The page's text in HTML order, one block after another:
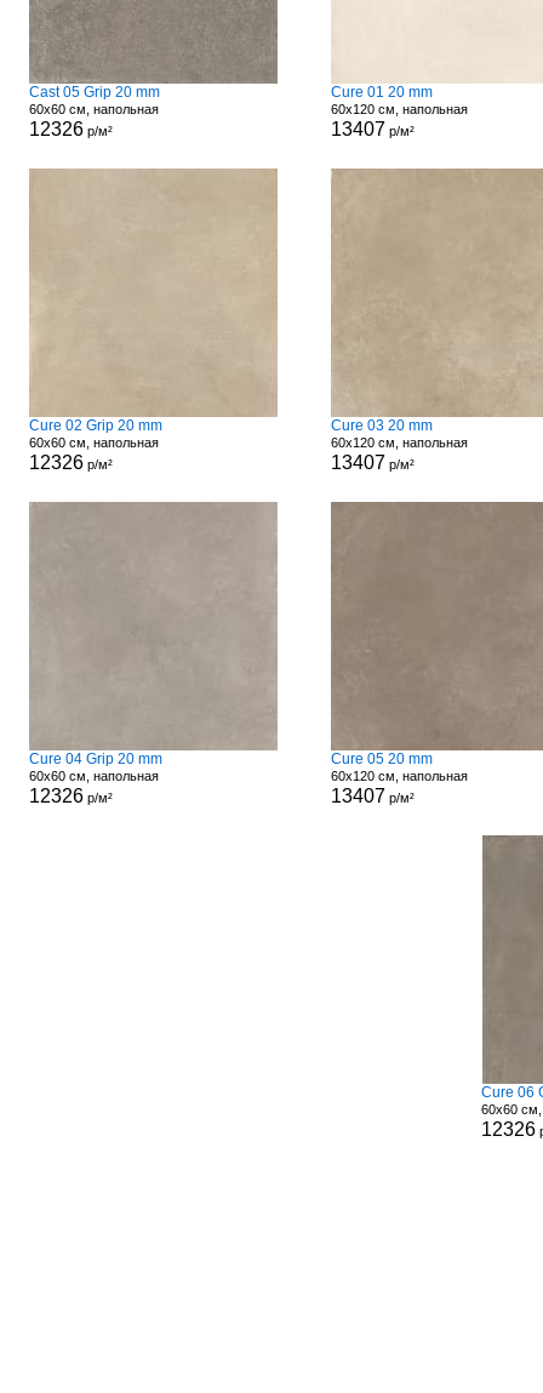
Cast 05 Grip 20 mm
60x60 см, напольная
12326р/м²
Cure 01 20 mm
60x120 см, напольная
13407 р/м²
Cure 02 Grip 20 mm
60x60 см, напольная
12326р/м²
Cure 03 20 mm
60x120 см, напольная
13407 р/м²
Cure 04 Grip 20 mm
60x60 см, напольная
12326р/м²
Cure 05 20 mm
60x120 см, напольная
13407 р/м²
Cure 06
60x60
12326